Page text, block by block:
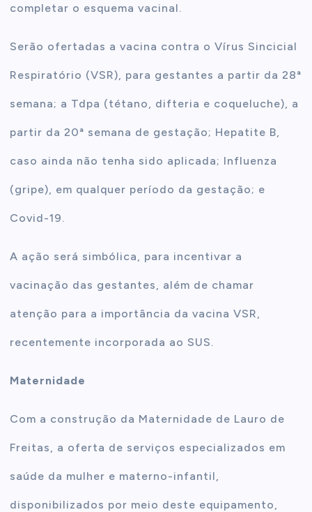
completar o esquema vacinal.
Serão ofertadas a vacina contra o Vírus Sincicial
Respiratório (VSR), para gestantes a partir da 28ª
semana; a Tdpa (tétano, difteria e coqueluche), a
partir da 20ª semana de gestação; Hepatite B,
caso ainda não tenha sido aplicada; Influenza
(gripe), em qualquer período da gestação; e
Covid-19.
A ação será simbólica, para incentivar a
vacinação das gestantes, além de chamar
atenção para a importância da vacina VSR,
recentemente incorporada ao SUS.
Maternidade
Com a construção da Maternidade de Lauro de
Freitas, a oferta de serviços especializados em
saúde da mulher e materno-infantil,
disponibilizados por meio deste equipamento,